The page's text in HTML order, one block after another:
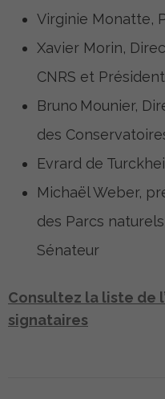
Virginie Monatte,
Xavier Morin,
CNRS et
Bruno Mounier,
des
Evrard de
Michaël Weber,
des Parcs
Sénateur
Consultez la liste de
signataires